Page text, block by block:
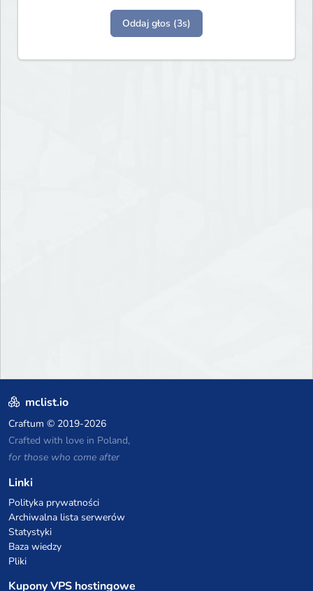
Oddaj głos (3s)
mclist.io
Craftum © 2019-2026
Crafted with love in Poland,
for those who come after
Linki
Polityka prywatności
Archiwalna lista serwerów
Statystyki
Baza wiedzy
Pliki
Kupony VPS hostingowe